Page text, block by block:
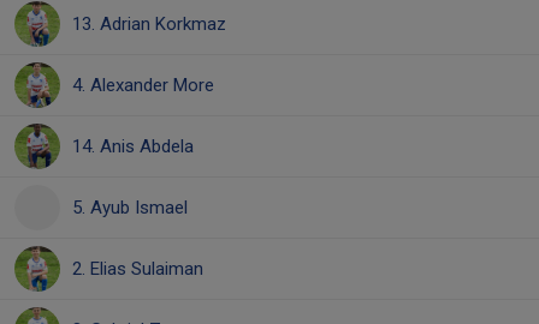
13. Adrian Korkmaz
4. Alexander More
14. Anis Abdela
5. Ayub Ismael
2. Elias Sulaiman